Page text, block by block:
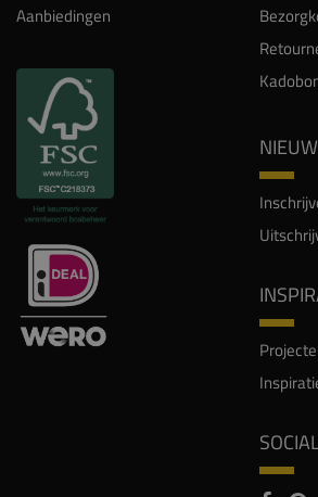
Aanbiedingen